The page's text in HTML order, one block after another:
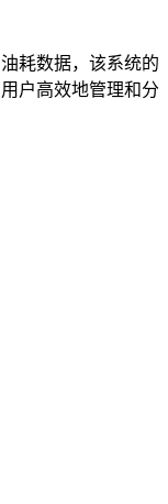
耗数据，该系统的
户高效地管理和分